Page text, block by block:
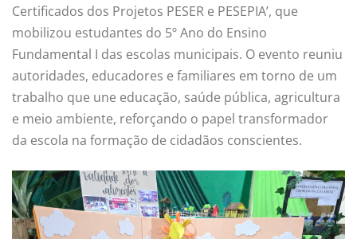
Certificados dos Projetos PESER e PESEPIA’, que
mobilizou estudantes do 5º Ano do Ensino
Fundamental I das escolas municipais. O evento reuniu
autoridades, educadores e familiares em torno de um
trabalho que une educação, saúde pública, agricultura
e meio ambiente, reforçando o papel transformador
da escola na formação de cidadãos conscientes.